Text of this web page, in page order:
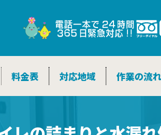
料金表 対応地域 作業の流れ